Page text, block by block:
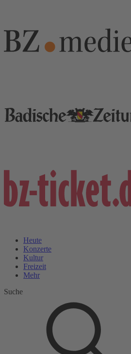
Heute
Konzerte
Kultur
Freizeit
Mehr
Suche